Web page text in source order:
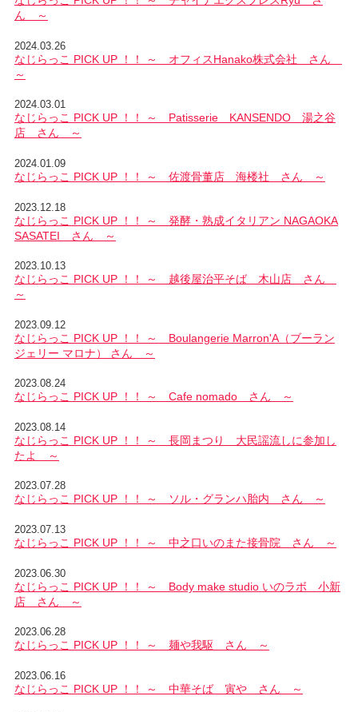
ん ～
2024.03.26
なじらっこ PICK UP ！！ ～ オフィスHanako株式会社 さん
～
2024.03.01
なじらっこ PICK UP ！！ ～ Patisserie KANSENDO 湯之谷
店 さん ～
2024.01.09
なじらっこ PICK UP ！！ ～ 佐渡骨董店 海楼社 さん ～
2023.12.18
なじらっこ PICK UP ！！ ～ 発酵・熟成イタリアン NAGAOKA
SASATEI さん ～
2023.10.13
なじらっこ PICK UP ！！ ～ 越後屋治平そば 木山店 さん
～
2023.09.12
なじらっこ PICK UP ！！ ～ Boulangerie Marron'A（ブーラン
ジェリー マロナ） さん ～
2023.08.24
なじらっこ PICK UP ！！ ～ Cafe nomado さん ～
2023.08.14
なじらっこ PICK UP ！！ ～ 長岡まつり 大民謡流しに参加し
たよ ～
2023.07.28
なじらっこ PICK UP ！！ ～ ソル・グランハ胎内 さん ～
2023.07.13
なじらっこ PICK UP ！！ ～ 中之口いのまた接骨院 さん ～
2023.06.30
なじらっこ PICK UP ！！ ～ Body make studio いのラボ 小新
店 さん ～
2023.06.28
なじらっこ PICK UP ！！ ～ 麺や我駆 さん ～
2023.06.16
なじらっこ PICK UP ！！ ～ 中華そば 寅や さん ～